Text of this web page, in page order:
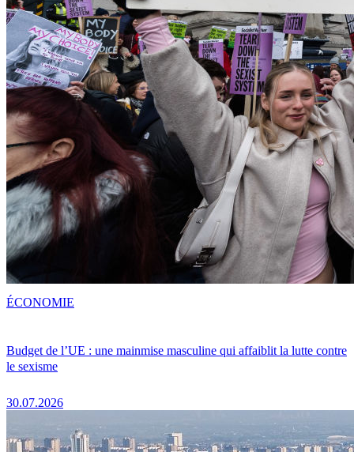
Budget de l’UE : une mainmise masculine qui affaiblit la lutte contre
le sexisme
30.07.2026
ÉCONOMIE